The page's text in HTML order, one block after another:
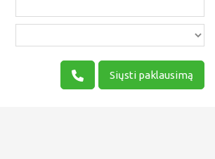
Siųsti paklausimą